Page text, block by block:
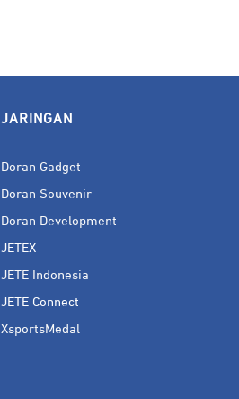
JARINGAN
Doran Gadget
Doran Souvenir
Doran Development
JETEX
JETE Indonesia
JETE Connect
XsportsMedal